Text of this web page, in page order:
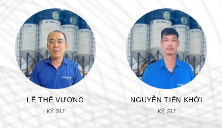
LÊ THẾ VƯỢNG
KỸ SƯ
NGUYỄN TIẾN KHỞI
KỸ SƯ